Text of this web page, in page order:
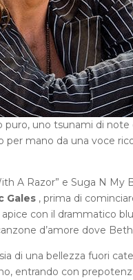
uno tsunami di note
per mano da una voce
A Razor” e Suga N
Gales, prima di
con il drammatico
d’amore dove
di una bellezza fuori
entrando con